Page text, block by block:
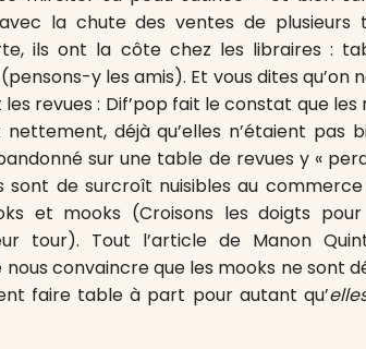
la chute des ventes de plusieurs
ils ont la côte chez les libraires :
y les amis). Et vous dites qu’on
les revues : Dif’pop fait le constat que
déjà qu’elles n’étaient pas
sur une table de revues y «
sont de surcroît nuisibles au
et mooks (Croisons les doigts
tour). Tout l’article de Manon
convaincre que les mooks ne sont
faire table à part pour autant qu’